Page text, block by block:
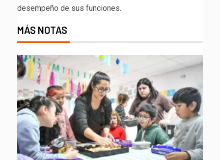
desempeño de sus funciones.
MÁS NOTAS